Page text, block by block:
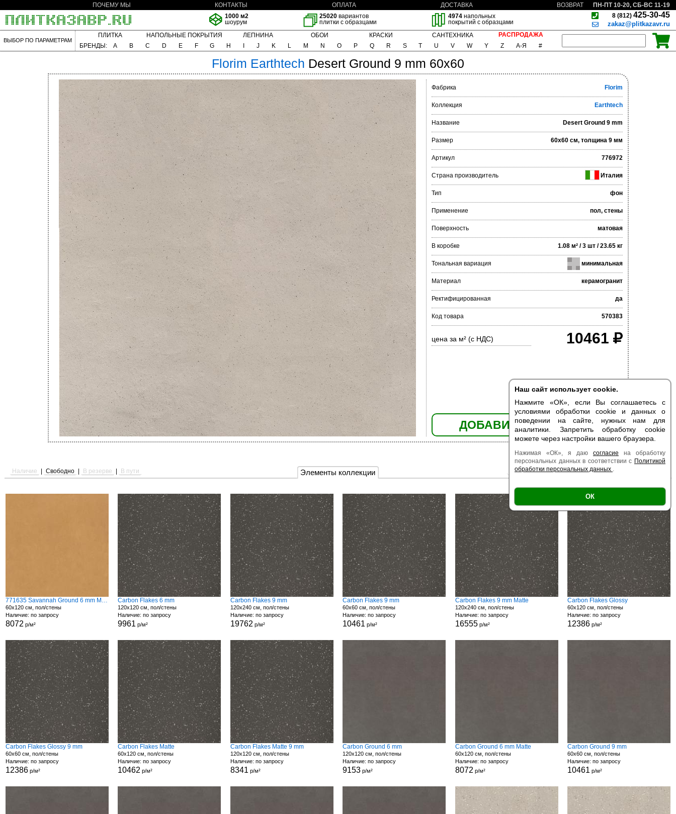
Наш сайт использует cookie.
Нажмите «ОК», если Вы соглашаетесь с
условиями обработки cookie и данных о
поведении на сайте, нужных нам для
аналитики. Запретить обработку cookie
можете через настройки вашего браузера.
Нажимая «ОК», я даю согласие на обработку
персональных данных в соответствии с Политикой
обработки персональных данных .
ОК
ПОЧЕМУ МЫ КОНТАКТЫ ОПЛАТА ДОСТАВКА ВОЗВРАТ
ПН-ПТ 10-20, СБ-ВС 11-19
1000 м2
шоурум
25020 вариантов
плитки с образцами
4974напольных
покрытий с образцами
8 (812) 425-30-45
zakaz@plitkazavr.ru
ВЫБОР ПО ПАРАМЕТРАМ
ПЛИТКА НАПОЛЬНЫЕ ПОКРЫТИЯ ЛЕПНИНА ОБОИ КРАСКИ САНТЕХНИКА
РАСПРОДАЖА
БРЕНДЫ:
A B C D E F G H J K L M N O P Q R S T U V W Y Z А-Я #
Florim Earthtech Desert Ground 9 mm 60x60
Фабрика Florim
Коллекция Earthtech
Название Desert Ground 9 mm
Размер 60x60 см, толщина 9 мм
Артикул 776972
Страна производитель Италия
Тип фон
Применение пол, стены
Поверхность матовая
В коробке 1.08 м² / 3 шт / 23.65 кг
Тональная вариация минимальная
Материал керамогранит
Ректифицированная да
Код товара 570383
цена за м² (с НДС) 10461
ДОБАВИТЬ В КОРЗИНУ
Элементы коллекции
Наличие Свободно В резерве В пути Есть образец | Поверхность |
771635 Savannah Ground 6 mm Matte
60x120 см, пол/стены
Наличие: по запросу
8072 р/м²
Carbon Flakes 6 mm
120x120 см, пол/стены
Наличие: по запросу
9961 р/м²
Carbon Flakes 9 mm
120x240 см, пол/стены
Наличие: по запросу
19762 р/м²
Carbon Flakes 9 mm
60x60 см, пол/стены
Наличие: по запросу
10461 р/м²
Carbon Flakes 9 mm Matte
120x240 см, пол/стены
Наличие: по запросу
16555р/м²
Carbon Flakes Glossy
60x120 см, пол/стены
Наличие: по запросу
12386 р/м²
Carbon Flakes Glossy 9 mm
60x60 см, пол/стены
Наличие: по запросу
12386р/м²
Carbon Flakes Matte
60x120 см, пол/стены
Наличие: по запросу
10462 р/м²
Carbon Flakes Matte 9 mm
120x120 см, пол/стены
Наличие: по запросу
8341 р/м²
Carbon Ground 6 mm
120x120 см, пол/стены
Наличие: по запросу
9153 р/м²
Carbon Ground 6 mm Matte
60x120 см, пол/стены
Наличие: по запросу
8072 р/м²
Carbon Ground 9 mm
60x60 см, пол/стены
Наличие: по запросу
10461 р/м²